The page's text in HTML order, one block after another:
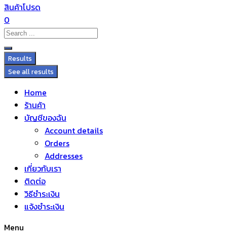
สินค้าโปรด
0
Results
See all results
Home
ร้านค้า
บัญชีของฉัน
Account details
Orders
Addresses
เกี่ยวกับเรา
ติดต่อ
วิธีชำระเงิน
แจ้งชำระเงิน
Menu